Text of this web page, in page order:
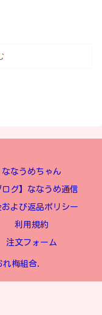
射日光・高温を
ななうめちゃん
ログ】ななうめ通信
および返品ポリシー
利用規約
注文フォーム
梅組合.